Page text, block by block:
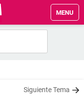
MENU
Siguiente Tema